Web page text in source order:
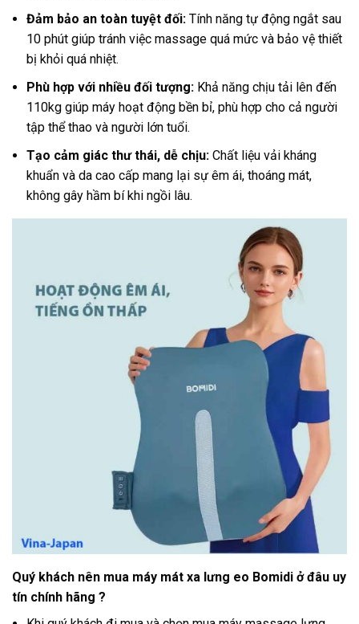
Đảm bảo an toàn tuyệt đối: Tính năng tự động ngắt sau
10 phút giúp tránh việc massage quá mức và bảo vệ thiết
bị khỏi quá nhiệt.
Phù hợp với nhiều đối tượng: Khả năng chịu tải lên đến
110kg giúp máy hoạt động bền bỉ, phù hợp cho cả người
tập thể thao và người lớn tuổi.
Tạo cảm giác thư thái, dễ chịu: Chất liệu vải kháng
khuẩn và da cao cấp mang lại sự êm ái, thoáng mát,
không gây hầm bí khi ngồi lâu.
Quý khách nên mua máy mát xa lưng eo Bomidi ở đâu uy
tín chính hãng ?